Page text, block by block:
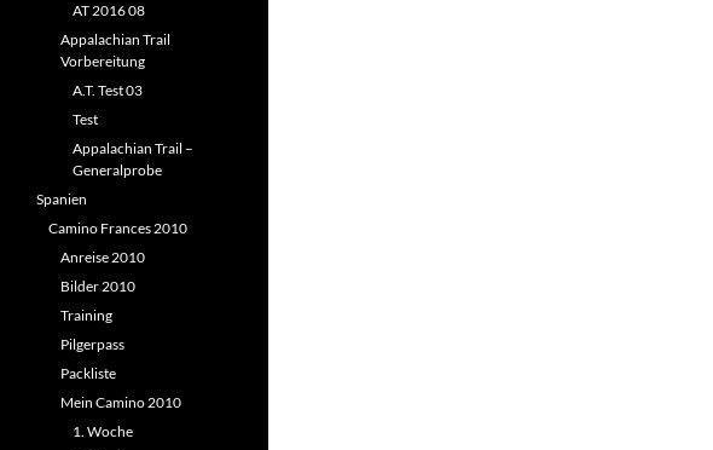
AT 2016 08
Appalachian Trail
Vorbereitung
A.T. Test 03
Test
Appalachian Trail –
Generalprobe
Spanien
Camino Frances 2010
Anreise 2010
Bilder 2010
Training
Pilgerpass
Packliste
Mein Camino 2010
1. Woche